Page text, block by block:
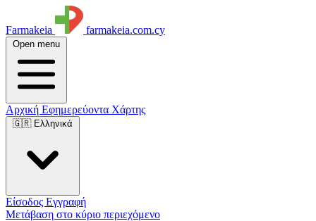
Farmakeia farmakeia.com.cy
Open menu
Αρχική Εφημερεύοντα Χάρτης
🇬🇷 Ελληνικά
Είσοδος Εγγραφή
Μετάβαση στο κύριο περιεχόμενο